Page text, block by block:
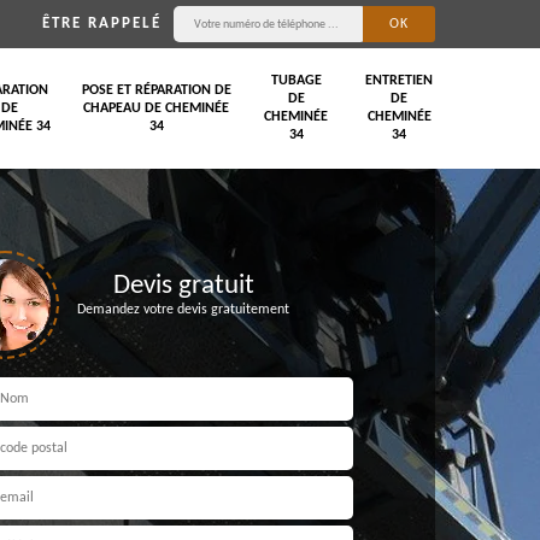
ÊTRE RAPPELÉ
DE
34
POSE ET RÉPARATION DE
CHAPEAU DE CHEMINÉE
34
TUBAGE
DE
CHEMINÉE
34
ENTRETIEN
DE
CHEMINÉE
34
Devis gratuit
Demandez votre devis gratuitement